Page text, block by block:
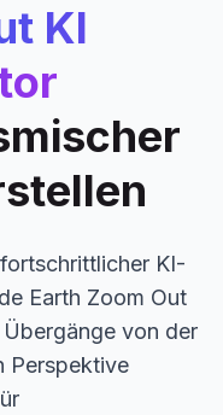
KI
KI-
Earth Zoom Out
von der
Perspektive